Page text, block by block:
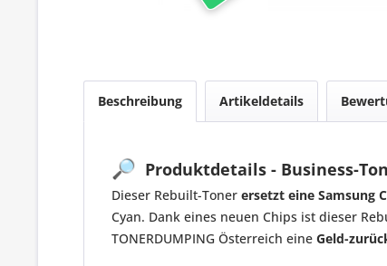
Beschreibung Artikeldetails
🔎 Produktdetails - Business-
Dieser Rebuilt-Toner ersetzt eine Samsung
Cyan. Dank eines neuen Chips ist dieser
TONERDUMPING Österreich eine Geld-